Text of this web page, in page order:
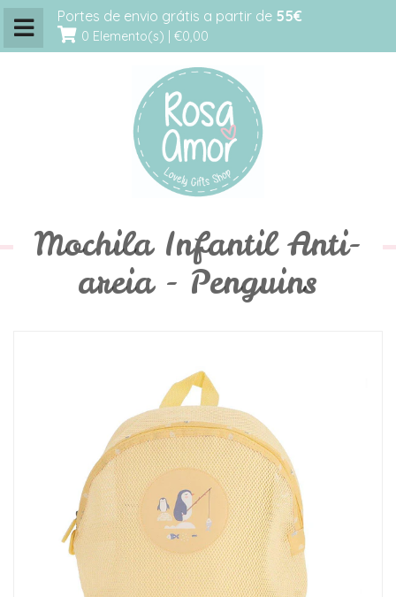
Portes de envio grátis a partir de 55€
0 Elemento(s) | €0,00
Mochila Infantil Anti-
areia - Penguins